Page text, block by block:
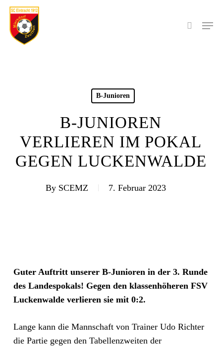
Skip
main
content
search
Menu
B-Junioren
B-JUNIOREN
VERLIEREN IM POKAL
GEGEN LUCKENWALDE
By SCEMZ 7. Februar 2023
Guter Auftritt unserer B-Junioren in der 3. Runde
des Landespokals! Gegen den klassenhöheren FSV
Luckenwalde verlieren sie mit 0:2.
Lange kann die Mannschaft von Trainer Udo Richter
die Partie gegen den Tabellenzweiten der